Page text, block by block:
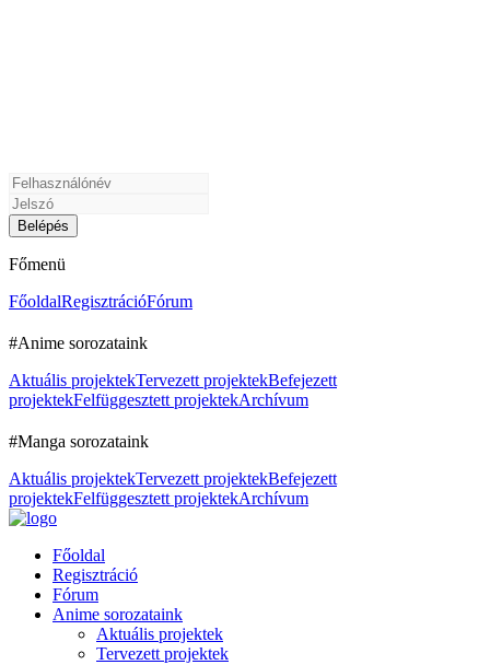
Főmenü
FőoldalRegisztrációFórum
#Anime sorozataink
Aktuális projektekTervezett projektekBefejezett
projektekFelfüggesztett projektekArchívum
#Manga sorozataink
Aktuális projektekTervezett projektekBefejezett
projektekFelfüggesztett projektekArchívum
Főoldal
Regisztráció
Fórum
Anime sorozataink
Aktuális projektek
Tervezett projektek